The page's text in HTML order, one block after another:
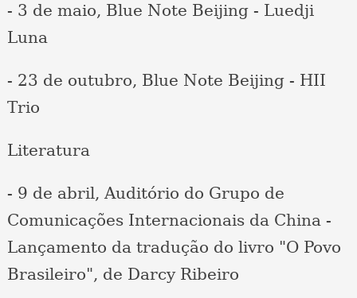
- 3 de maio, Blue Note Beijing - Luedji
Luna
- 23 de outubro, Blue Note Beijing - HII
Trio
Literatura
- 9 de abril, Auditório do Grupo de
Comunicações Internacionais da China -
Lançamento da tradução do livro "O Povo
Brasileiro", de Darcy Ribeiro